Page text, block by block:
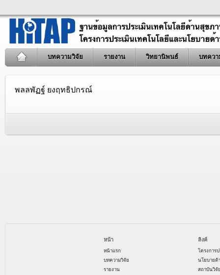
บทความวิจัย รายงาน วิทยานิพนธ์ บทควา
พลลพัฏฐ์ ยงฤทธิปกรณ์
หน้า
หน้าแรก
บทความวิจัย
รายงาน
ลิงค์
โครงการ
นโยบายด้
สถาบันวิจั